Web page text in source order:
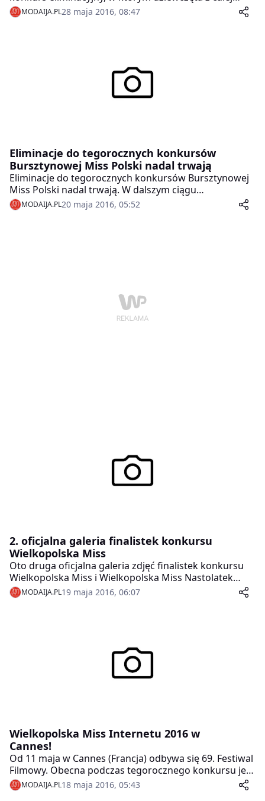
Polski staną do walki o tytuł Bursztynowej Miss 2016.
Tego dnia Jantar zamieni się w miasto ,,Piękna i
MODAIJA.PL28 maja 2016, 08:47
Eliminacje do tegorocznych konkursów
Bursztynowej Miss Polski nadal trwają
Eliminacje do tegorocznych konkursów Bursztynowej
Miss Polski nadal trwają. W dalszym ciągu
przyjmujemy zgłoszenia do konkursu Bursztynowej
Miss Polski 2016.
MODAIJA.PL20 maja 2016, 05:52
2. oficjalna galeria finalistek konkursu
Wielkopolska Miss
Oto druga oficjalna galeria zdjęć finalistek konkursu
Wielkopolska Miss i Wielkopolska Miss Nastolatek
2016.MODAIJA.PL19 maja 2016, 06:07
Wielkopolska Miss Internetu 2016 w
Cannes!
Od 11 maja w Cannes (Francja) odbywa się 69. Festiwal
Filmowy. Obecna podczas tegorocznego konkursu jest
Ewelina Kleszczyńska, która w głosowaniu SMS została
wybrana tegoroczną Wielkopolską Miss Internetu
MODAIJA.PL18 maja 2016, 05:43